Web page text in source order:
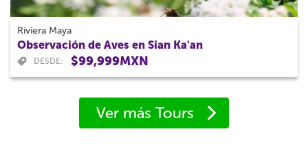
Riviera Maya
Observación de Aves en Sian Ka'an
DESDE: $99,999MXN
Ver más Tours